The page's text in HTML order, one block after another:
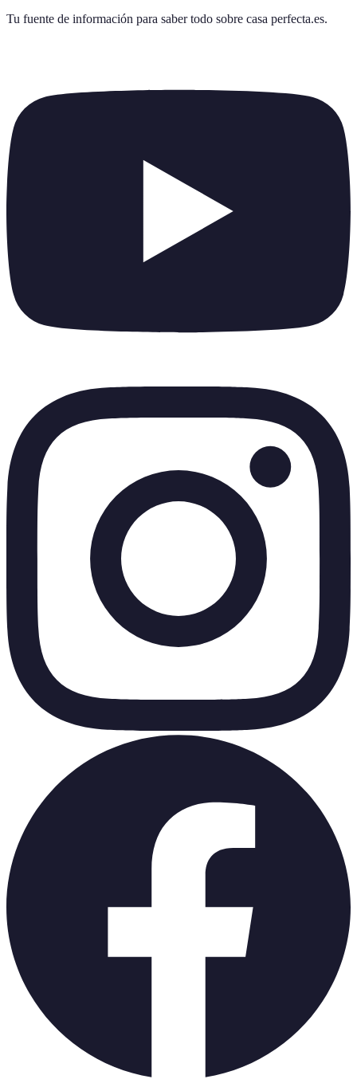
Tu fuente de información para saber todo sobre casa perfecta.es.